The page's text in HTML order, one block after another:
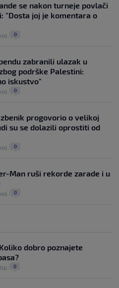
se nakon turneje povlači
"Dosta joj je komentara o
0
zabranili ulazak u
podrške Palestini:
iskustvo"
0
progovorio o velikoj
su se dolazili oprostiti od
0
Man ruši rekorde zarade i u
0
dobro poznajete
0